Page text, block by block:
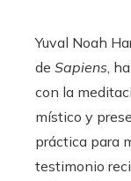
Yuval Noah
de Sapiens,
con la
místico y
práctica para
testimonio